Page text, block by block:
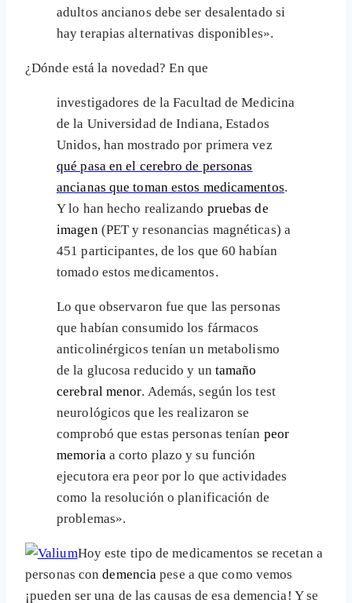
adultos ancianos debe ser desalentado si
hay terapias alternativas disponibles».
¿Dónde está la novedad? En que
investigadores de la Facultad de Medicina
de la Universidad de Indiana, Estados
Unidos, han mostrado por primera vez
qué pasa en el cerebro de personas
ancianas que toman estos medicamentos.
Y lo han hecho realizando pruebas de
imagen(PET y resonancias magnéticas) a
451 participantes, de los que 60 habían
tomado estos medicamentos.
Lo que observaron fue que las personas
que habían consumido los fármacos
anticolinérgicos tenían un metabolismo
de la glucosa reducido y un tamaño
cerebral menor. Además, según los test
neurológicos que les realizaron se
comprobó que estas personas tenían peor
memoriaa corto plazo y su función
ejecutora era peor por lo que actividades
como la resolución o planificación de
problemas».
Hoy este tipo de medicamentos se recetan a
personas condemencia pese a que como vemos
¡pueden ser una de las causas de esa demencia! Y se